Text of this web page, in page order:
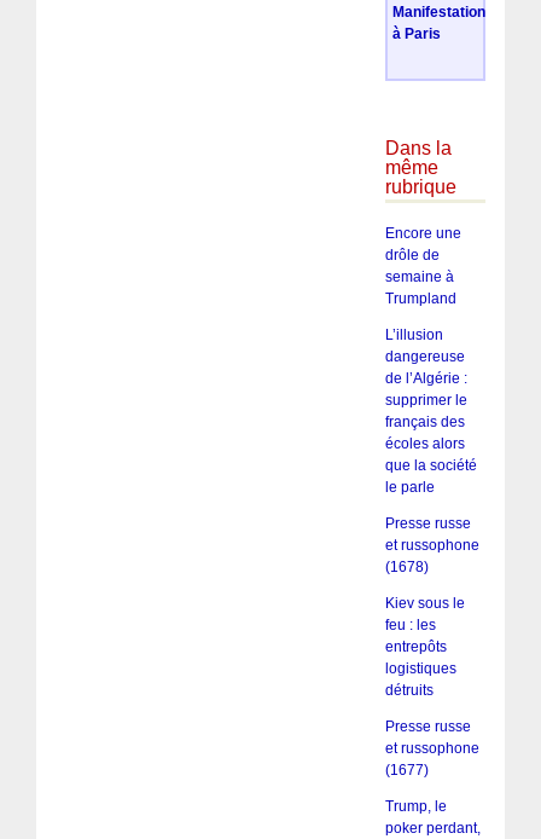
Manifestation
à Paris
Dans la
même
rubrique
Encore une
drôle de
semaine à
Trumpland
L’illusion
dangereuse
de l’Algérie :
supprimer le
français des
écoles alors
que la société
le parle
Presse russe
et russophone
(1678)
Kiev sous le
feu : les
entrepôts
logistiques
détruits
Presse russe
et russophone
(1677)
Trump, le
poker perdant,